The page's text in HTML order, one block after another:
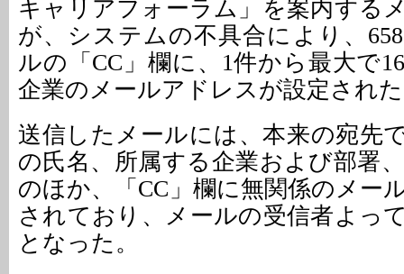
キャリアフォーラム」を案内する
が、システムの不具合により、
ルの「CC」欄に、1件から最大で
企業のメールアドレスが設定され
送信したメールには、本来の宛先
の氏名、所属する企業および部署
のほか、「CC」欄に無関係のメー
されており、メールの受信者よっ
となった。